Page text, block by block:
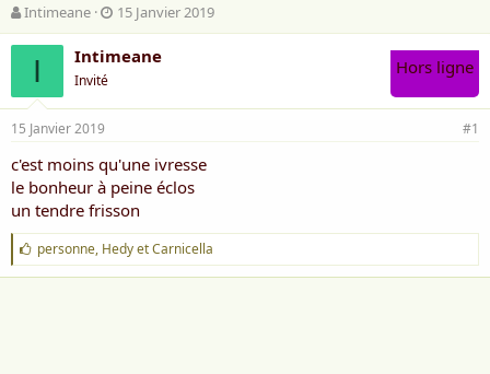
A
u
t
r
d
e
l
a
d
s
c
Intimeane
D
a
t
e
é
b
u
t
15 Janvier 2019
I Intimeane
Invité
Hors ligne
15 Janvier 2019 #1
c'est moins qu'une ivresse
le bonheur à peine éclos
un tendre frisson
J
'
a
personne, HedyetCarnicella